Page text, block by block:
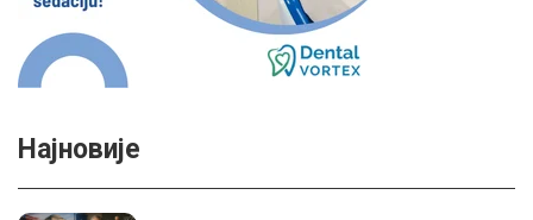
Најновије